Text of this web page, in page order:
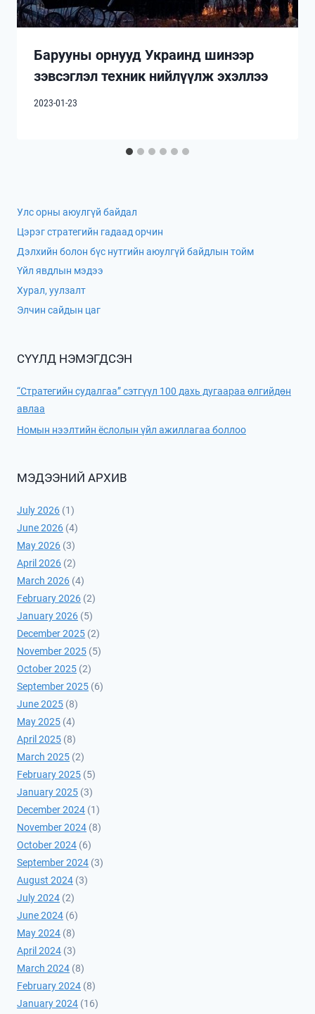
Барууны орнууд Украинд шинээр
зэвсэглэл техник нийлүүлж эхэллээ
2023-01-23
Улс орны аюулгүй байдал
Цэрэг стратегийн гадаад орчин
Дэлхийн болон бүс нутгийн аюулгүй байдлын тойм
Үйл явдлын мэдээ
Хурал, уулзалт
Элчин сайдын цаг
СҮҮЛД НЭМЭГДСЭН
“Стратегийн судалгаа” сэтгүүл 100 дахь дугаараа өлгийдөн
авлаа
Номын нээлтийн ёслолын үйл ажиллагаа боллоо
МЭДЭЭНИЙ АРХИВ
July 2026 (1)
June 2026 (4)
May 2026 (3)
April 2026 (2)
March 2026 (4)
February 2026 (2)
January 2026 (5)
December 2025 (2)
November 2025 (5)
October 2025 (2)
September 2025 (6)
June 2025 (8)
May 2025 (4)
April 2025 (8)
March 2025 (2)
February 2025 (5)
January 2025 (3)
December 2024 (1)
November 2024 (8)
October 2024 (6)
September 2024 (3)
August 2024 (3)
July 2024 (2)
June 2024 (6)
May 2024 (8)
April 2024 (3)
March 2024 (8)
February 2024 (8)
January 2024 (16)